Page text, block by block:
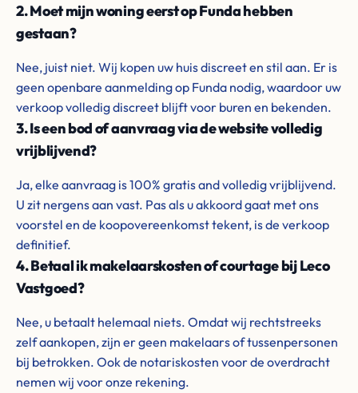
2. Moet mijn woning eerst op Funda hebben
gestaan?
Nee, juist niet. Wij kopen uw huis discreet en stil aan. Er is
geen openbare aanmelding op Funda nodig, waardoor uw
verkoop volledig discreet blijft voor buren en bekenden.
3. Is een bod of aanvraag via de website volledig
vrijblijvend?
Ja, elke aanvraag is 100% gratis and volledig vrijblijvend.
U zit nergens aan vast. Pas als u akkoord gaat met ons
voorstel en de koopovereenkomst tekent, is de verkoop
definitief.
4. Betaal ik makelaarskosten of courtage bij Leco
Vastgoed?
Nee, u betaalt helemaal niets. Omdat wij rechtstreeks
zelf aankopen, zijn er geen makelaars of tussenpersonen
bij betrokken. Ook de notariskosten voor de overdracht
nemen wij voor onze rekening.